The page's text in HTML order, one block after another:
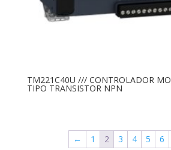
TM221C40U /// CONTROLADOR
TIPO TRANSISTOR NPN
← 1 2 3 4 5 6